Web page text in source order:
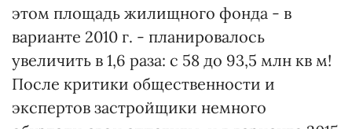
этом площадь жилищного фонда - в
варианте 2010 г. - планировалось
увеличить в 1,6 раза: с 58 до 93,5 млн кв м!
После критики общественности и
экспертов застройщики немного